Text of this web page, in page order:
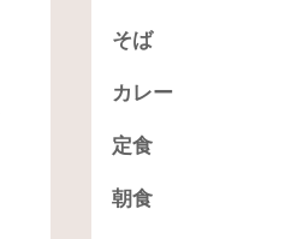
そば
カレー
定食
朝食